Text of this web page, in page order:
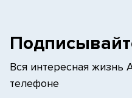
Вся интересная жизнь
телефоне